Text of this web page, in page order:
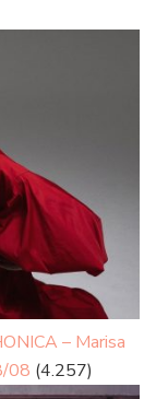
– Marisa
08 (4.257)